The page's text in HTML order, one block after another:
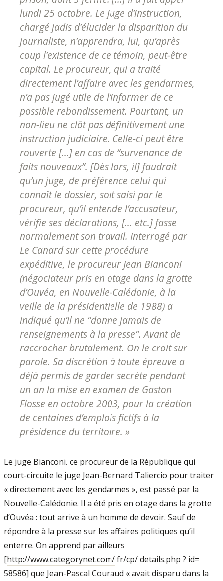
lundi 25 octobre. Le juge d’instruction,
chargé jadis d’élucider la disparition du
journaliste, n’apprendra, lui, qu’après
coup l’existence de ce témoin, peut-être
capital. Le procureur, qui a traité
directement l’affaire avec les gendarmes,
n’a pas jugé utile de l’informer de ce
possible rebondissement. Pourtant, un
non-lieu ne clôt pas définitivement une
instruction judiciaire. Celle-ci peut être
rouverte [...] en cas de “survenance de
faits nouveaux”. [Dès lors, il] faudrait
qu’un juge, de préférence celui qui
connaît le dossier, soit saisi par le
procureur, qu’il entende l’accusateur,
vérifie ses déclarations, [... etc.] fasse
normalement son travail. Interrogé par
Le Canard sur cette procédure
expéditive, le procureur Jean Bianconi
(négociateur pris en otage dans la grotte
d’Ouvéa, en Nouvelle-Calédonie, à la
veille de la présidentielle de 1988) a
indiqué qu’il ne “donne jamais de
renseignements à la presse”. Avant de
raccrocher brutalement. On le croit sur
parole. Sa discrétion à toute épreuve a
déjà permis de garder secrète pendant
un an la mise en examen de Gaston
Flosse en octobre 2003, pour la création
de centaines d’emplois fictifs à la
présidence du territoire. »
Le juge Bianconi, ce procureur de la République qui
court-circuite le juge Jean-Bernard Taliercio pour traiter
« directement avec les gendarmes », est passé par la
Nouvelle-Calédonie. Il a été pris en otage dans la grotte
d’Ouvéa : tout arrive à un homme de devoir. Sauf de
répondre à la presse sur les affaires politiques qu’il
enterre. On apprend par ailleurs
[http://www.categorynet.com/fr/cp/ details.php ? id=
58586] que Jean-Pascal Couraud « avait disparu dans la